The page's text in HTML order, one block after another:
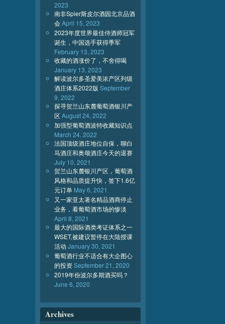
2023
南非Spier斯皮尔酒园北京品酒
会April 15, 2023
2023年度世界最佳侍酒师冠军
诞生，中国选手获得季军
February 13, 2023
收藏的酒涨价了，不舍得喝
January 13, 2023
解读波尔多圣爱美浓产区列级
酒庄体系2022版 September
9, 2022
探寻贺兰山东麓葡萄酒银川产
区August 24, 2022
加强型葡萄酒波特收藏知识点
March 24, 2022
法国顶级酒庄地位自保，聊白
马酒庄和奥颂酒庄今天的退赛
July 10, 2021
贺兰山东麓银川产区，葡萄酒
风格和品质提升快，签下1.6亿
元订单 May 6, 2021
又一家亚太著名精品酒商停止
业务，看葡萄酒市场的惨淡
April 8, 2021
最大的国际酒类考证体系之一
WSET,被建议暂停在大陆授课
活动 January 30, 2021
葡萄酒行业不适合有大企图心
的投资September 21, 2020
2019年份波尔多期酒买吗？
June 6, 2020
Archives